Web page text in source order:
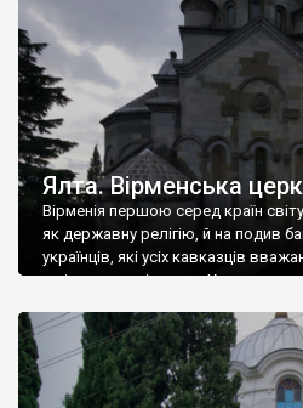
Ялта. Вірменська
Вірменія першою серед країн
як державну релігію, й на подив
українців, які усіх кавказців
є відданими вірянами Христа